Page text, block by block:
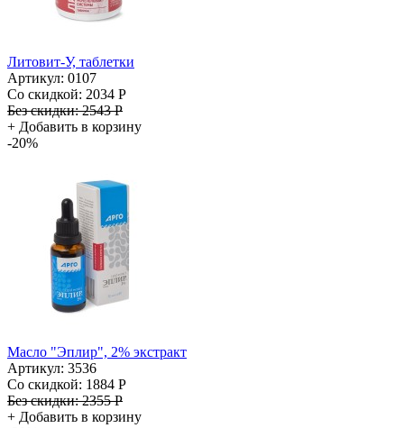
Литовит-У, таблетки
Артикул: 0107
Со скидкой: 2034 Р
Без скидки:2543 Р
+ Добавить в корзину
-20%
Масло "Эплир", 2% экстракт
Артикул: 3536
Со скидкой: 1884 Р
Без скидки:2355 Р
+ Добавить в корзину